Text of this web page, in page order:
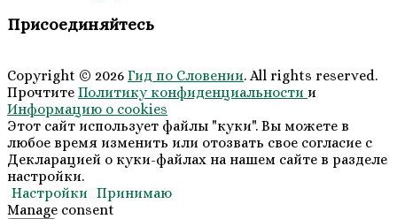
Присоединяйтесь
Copyright © 2026 Гид по Словении. All rights reserved.
Прочтите Политику конфиденциальности и
Информацию о cookies
Этот сайт использует файлы "куки". Вы можете в
любое время изменить или отозвать свое согласие с
Декларацией о куки-файлах на нашем сайте в разделе
настройки.
Настройки Принимаю
Manage consent